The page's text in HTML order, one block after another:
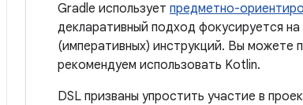
Gradle использует предметно-
декларативный подход фокусируется
(императивных) инструкций. Вы можете
рекомендуем использовать Kotlin.
DSL призваны упростить участие в